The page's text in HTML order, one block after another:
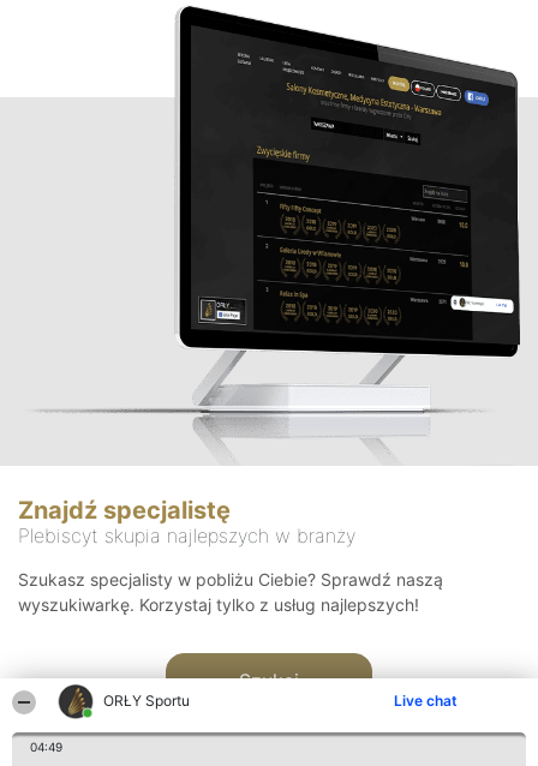
ORŁY Sportu Live chat
04:49
Znajdź specjalistę
Plebiscyt skupia najlepszych w branży
Szukasz specjalisty w pobliżu Ciebie? Sprawdź naszą
wyszukiwarkę. Korzystaj tylko z usług najlepszych!
Szukaj